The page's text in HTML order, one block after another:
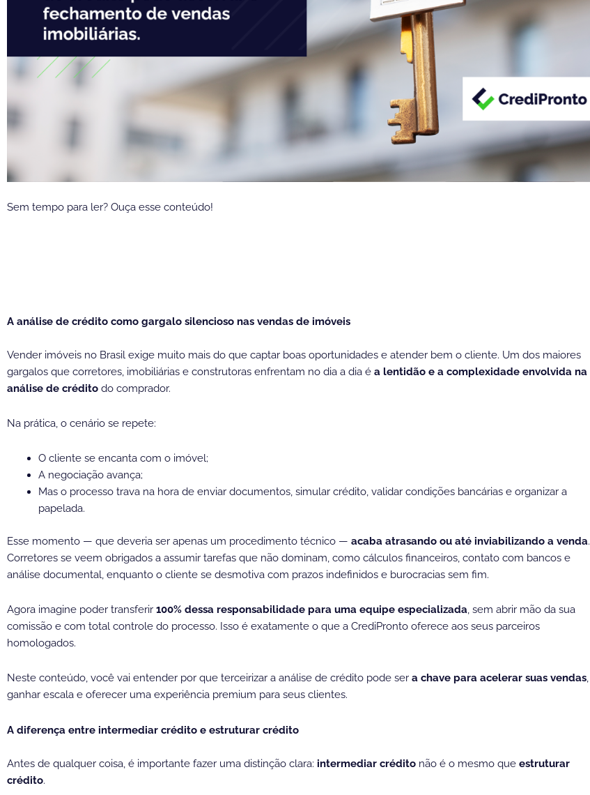
Sem tempo para ler? Ouça esse conteúdo!
A análise de crédito como gargalo silencioso nas vendas de imóveis
Vender imóveis no Brasil exige muito mais do que captar boas oportunidades e atender bem o cliente. Um dos maiores
gargalos que corretores, imobiliárias e construtoras enfrentam no dia a dia é a lentidão e a complexidade envolvida na
análise de crédito do comprador.
Na prática, o cenário se repete:
O cliente se encanta com o imóvel;
A negociação avança;
Mas o processo trava na hora de enviar documentos, simular crédito, validar condições bancárias e organizar a
papelada.
Esse momento — que deveria ser apenas um procedimento técnico — acaba atrasando ou até inviabilizando a venda.
Corretores se veem obrigados a assumir tarefas que não dominam, como cálculos financeiros, contato com bancos e
análise documental, enquanto o cliente se desmotiva com prazos indefinidos e burocracias sem fim.
Agora imagine poder transferir 100% dessa responsabilidade para uma equipe especializada, sem abrir mão da sua
comissão e com total controle do processo. Isso é exatamente o que a CrediPronto oferece aos seus parceiros
homologados.
Neste conteúdo, você vai entender por que terceirizar a análise de crédito pode ser a chave para acelerar suas vendas,
ganhar escala e oferecer uma experiência premium para seus clientes.
A diferença entre intermediar crédito e estruturar crédito
Antes de qualquer coisa, é importante fazer uma distinção clara: intermediar crédito não é o mesmo que estruturar
crédito.